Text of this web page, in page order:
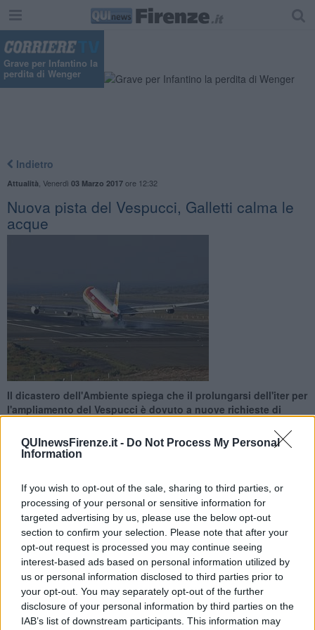
QUInewsFirenze.it - Do Not Process My Personal
Information
If you wish to opt-out of the sale, sharing to third parties, or
processing of your personal or sensitive information for
targeted advertising by us, please use the below opt-out
section to confirm your selection. Please note that after your
opt-out request is processed you may continue seeing
interest-based ads based on personal information utilized by
us or personal information disclosed to third parties prior to
your opt-out. You may separately opt-out of the further
disclosure of your personal information by third parties on the
IAB’s list of downstream participants. This information may
Grave per Infantino la
perdita di Wenger
Indietro
Attualità Venerdì 03 Marzo 2017ore 12:32
Nuova pista del Vespucci, Galletti calma le
acque
Il dicastero dell'Ambiente spiega che il prolungarsi dell'iter per
l'ampliamento del Vespucci è dovuto a nuove richieste di
FIRENZE — Da Roma si batte un colpo sulla vicenda
ampliamento dello scalo fiorentino
che, da quando a
dicembre è arrivato il parere favorevole della commissione
ministeriale sulla procedura di Via al masterplan, era rimasta nel
silenzio. Il prolungarsi dell'iter di valutazione d'impatto ambientale,
spiega il ministero dell'Ambiente, "è dovuto ad attività tecniche di
verifica aggiuntive poste in essere sulla base di una richiesta
pervenuta dall'Ente nazionale per l'Aviazione Civile".